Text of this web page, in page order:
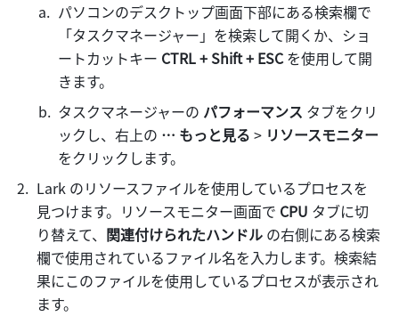
パソコンのデスクトップ画面下部にある検索欄で
「タスクマネージャー」を検索して開くか、ショ
ートカットキー CTRL + Shift + ESC を使用して開
きます。
タスクマネージャーの パフォーマンス タブをクリ
ックし、右上の … もっと見る >
をクリックします。
Lark のリソースファイルを使用しているプロセスを
見つけます。リソースモニター画面で CPU タブに切
り替えて、 関連付けられたハンドル の右側にある検索
欄で使用されているファイル名を入力します。検索結
果にこのファイルを使用しているプロセスが表示され
ます。